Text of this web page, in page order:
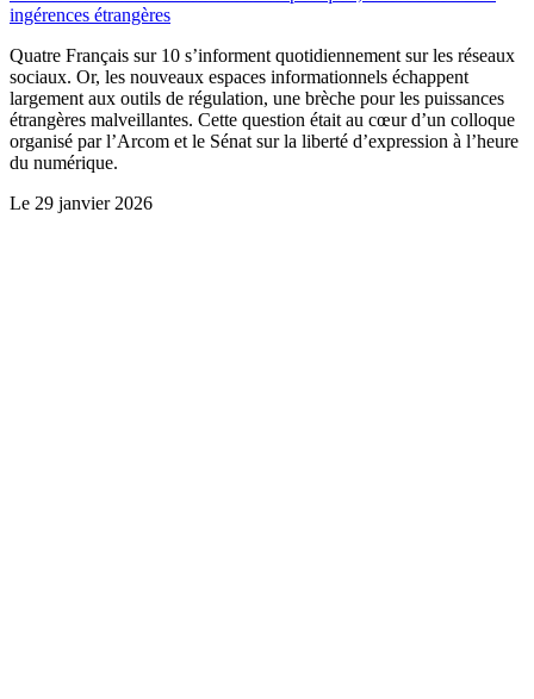
ingérences étrangères
Quatre Français sur 10 s’informent quotidiennement sur les réseaux
sociaux. Or, les nouveaux espaces informationnels échappent
largement aux outils de régulation, une brèche pour les puissances
étrangères malveillantes. Cette question était au cœur d’un colloque
organisé par l’Arcom et le Sénat sur la liberté d’expression à l’heure
du numérique.
Le 29 janvier 2026